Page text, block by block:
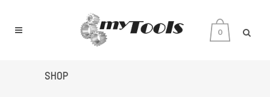
0
SHOP